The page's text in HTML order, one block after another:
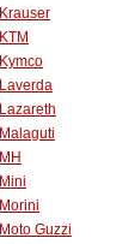
Krauser
KTM
Kymco
Laverda
Lazareth
Malaguti
MH
Mini
Morini
Moto Guzzi